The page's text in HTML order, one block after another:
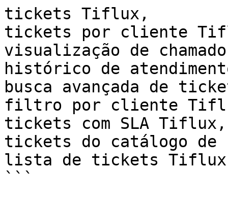
tickets Tiflux,
tickets por cliente
visualização de
histórico de
busca avançada de
filtro por cliente
tickets com SLA
tickets do catálogo
lista de tickets Tiflux
```